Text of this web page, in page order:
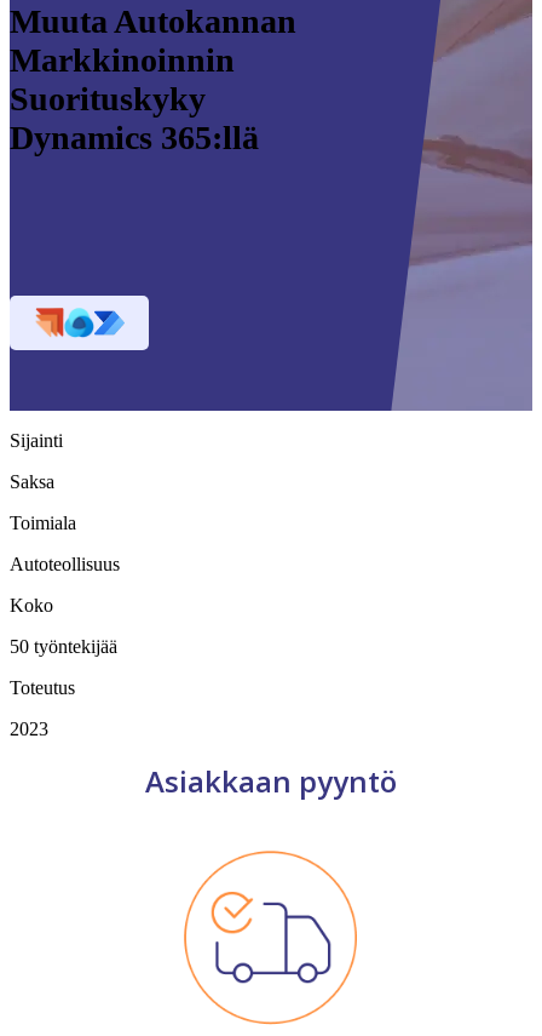
Muuta Autokannan
Markkinoinnin
Suorituskyky
Dynamics 365:llä
Sijainti
Saksa
Toimiala
Autoteollisuus
Koko
50 työntekijää
Toteutus
2023
Asiakkaan pyyntö